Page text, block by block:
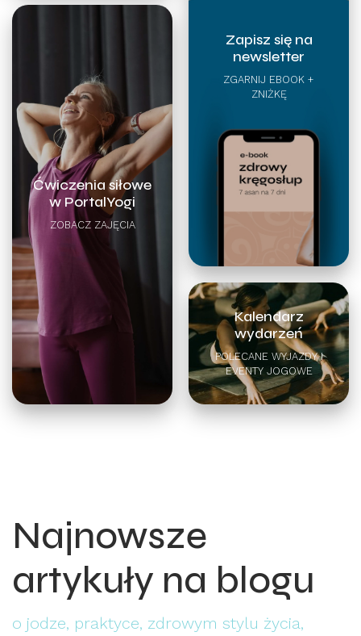
Ćwiczenia siłowe
w PortalYogi
ZOBACZ ZAJĘCIA
Zapisz się na
newsletter
ZGARNIJ EBOOK +
ZNIŻKĘ
Kalendarz
wydarzeń
POLECANE WYJAZDY I
EVENTY JOGOWE
Najnowsze
artykuły na blogu
o jodze, praktyce, zdrowym stylu życia,